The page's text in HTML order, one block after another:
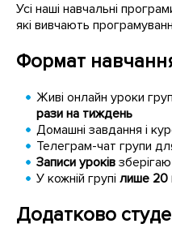
Усі наші навчальні
які вивчають
Формат
Живі онлайн уроки
рази на тиждень
Домашні завдання і
Телеграм-чат групи
Записи уроків
У кожній групі лише 20
Додатково